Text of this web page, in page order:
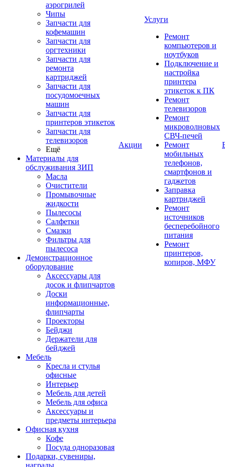
аэрогрилей
Чипы
Запчасти для
кофемашин
Запчасти для
оргтехники
Запчасти для
ремонта
картриджей
Запчасти для
посудомоечных
машин
Запчасти для
принтеров этикеток
Запчасти для
телевизоров
Ещё
Материалы для
обслуживания ЗИП
Масла
Очистители
Промывочные
жидкости
Пылесосы
Салфетки
Смазки
Фильтры для
пылесоса
Демонстрационное
оборудование
Аксессуары для
досок и флипчартов
Доски
информационные,
флипчарты
Проекторы
Бейджи
Держатели для
бейджей
Мебель
Кресла и стулья
офисные
Интерьер
Мебель для детей
Мебель для офиса
Аксессуары и
предметы интерьера
Офисная кухня
Кофе
Посуда одноразовая
Подарки, сувениры,
награды
Акции
Услуги
Ремонт
компьютеров и
ноутбуков
Подключение и
настройка
принтера
этикеток к ПК
Ремонт
телевизоров
Ремонт
микроволновых
СВЧ-печей
Ремонт
мобильных
телефонов,
смартфонов и
гаджетов
Заправка
картриджей
Ремонт
источников
бесперебойного
питания
Ремонт
принтеров,
копиров, МФУ